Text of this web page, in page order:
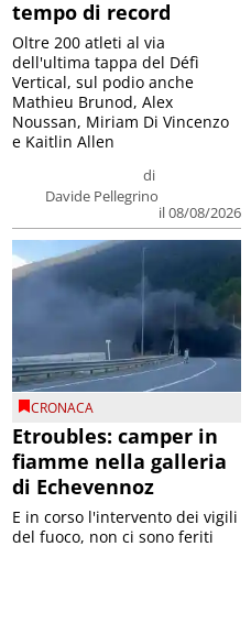
tempo di record
di
Davide Pellegrino
il 08/08/2026
Oltre 200 atleti al via
dell'ultima tappa del Défì
Vertical, sul podio anche
Mathieu Brunod, Alex
Noussan, Miriam Di Vincenzo
e Kaitlin Allen
CRONACA
Etroubles: camper in
fiamme nella galleria
di Echevennoz
E in corso l'intervento dei vigili
del fuoco, non ci sono feriti